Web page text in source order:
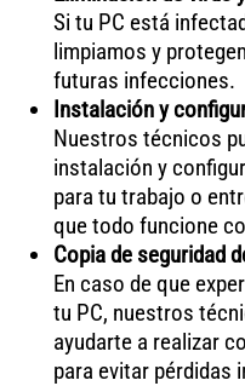
Si tu PC está
limpiamos y
futuras infecciones.
Instalación y
Nuestros técnicos
instalación y
para tu trabajo o
que todo funcione
Copia de seguridad
En caso de que
tu PC, nuestros
ayudarte a realizar
para evitar pérdidas